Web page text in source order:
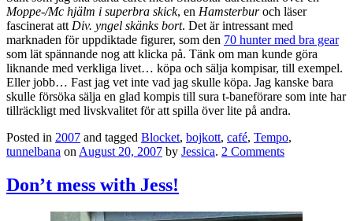
Moppe-/Mc hjälm i superbra skick, en Hamsterburoch läser
fascinerat att Div. yngel skänks bort. Det är intressant med
marknaden för uppdiktade figurer, som den 70 hunter med bra gear
som lät spännande nog att klicka på. Tänk om man kunde göra
liknande med verkliga livet… köpa och sälja kompisar, till exempel.
Eller jobb… Fast jag vet inte vad jag skulle köpa. Jag kanske bara
skulle försöka sälja en glad kompis till sura t-baneförare som inte har
tillräckligt med livskvalitet för att spilla över lite på andra.
Posted in 2007 and tagged Blocket, bojkott, café, Tempo,
tunnelbana on August 20, 2007 by Jessica. 2 Comments
Don’t mess with Jess!